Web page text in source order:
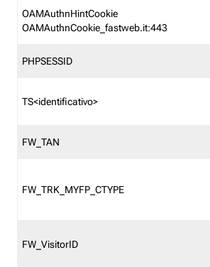
OAMAuthnHintCookie
OAMAuthnCookie_fastweb.it:443
PHPSESSID
TS<identificativo>
FW_TAN
FW_TRK_MYFP_CTYPE
FW_VisitorID